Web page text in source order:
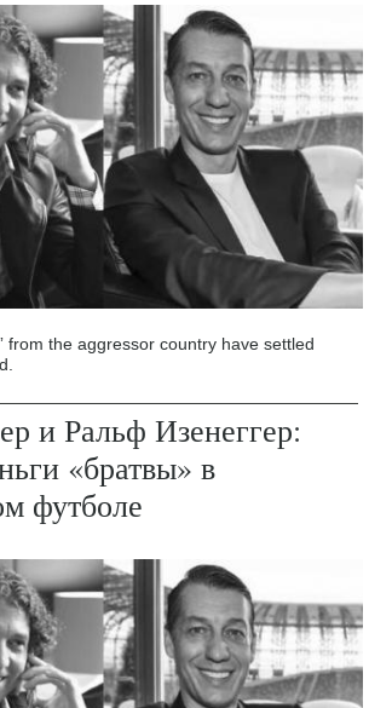
from the aggressor country have settled
и Ральф Изенеггер:
«братвы» в
футболе